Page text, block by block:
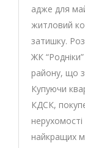
адже для
житловий
затишку.
ЖК
району, що
Купуючи
КДСК,
найкращих